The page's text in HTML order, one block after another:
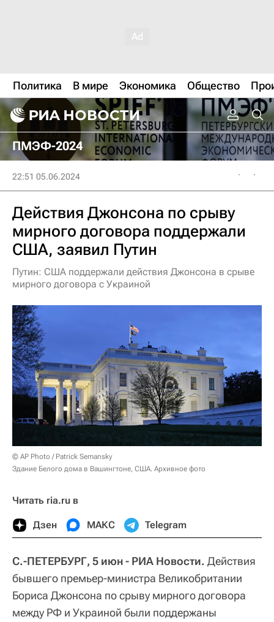
Политика В мире Экономика Общество
ПМЭФ-2024
22:51 05.06.2024
Действия Джонсона по срыву
мирного договора поддержали
США, заявил Путин
Путин: США поддержали действия Джонсона в срыве
мирного договора с Украиной
© AP Photo / Patrick Semansky
Здание Белого дома в Вашингтоне, США. Архивное фото
Читать ria.ru в
Дзен МАКС Telegram
С.-ПЕТЕРБУРГ, 5 июн - РИА Новости. Действия
бывшего премьер-министра Великобритании
Бориса Джонсона по срыву мирного договора
между РФ и Украиной были поддержаны